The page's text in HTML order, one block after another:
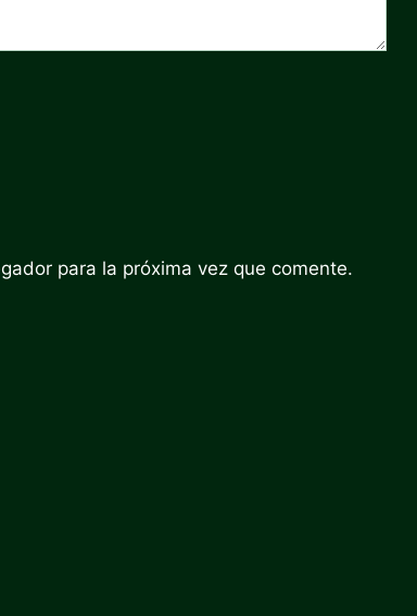
para la próxima vez que comente.